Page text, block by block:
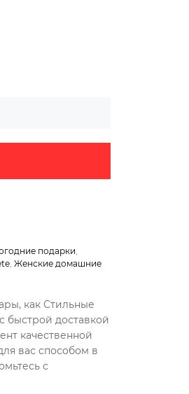
подарки,
, Женские домашние
как Стильные
быстрой доставкой
качественной
вас способом в
с